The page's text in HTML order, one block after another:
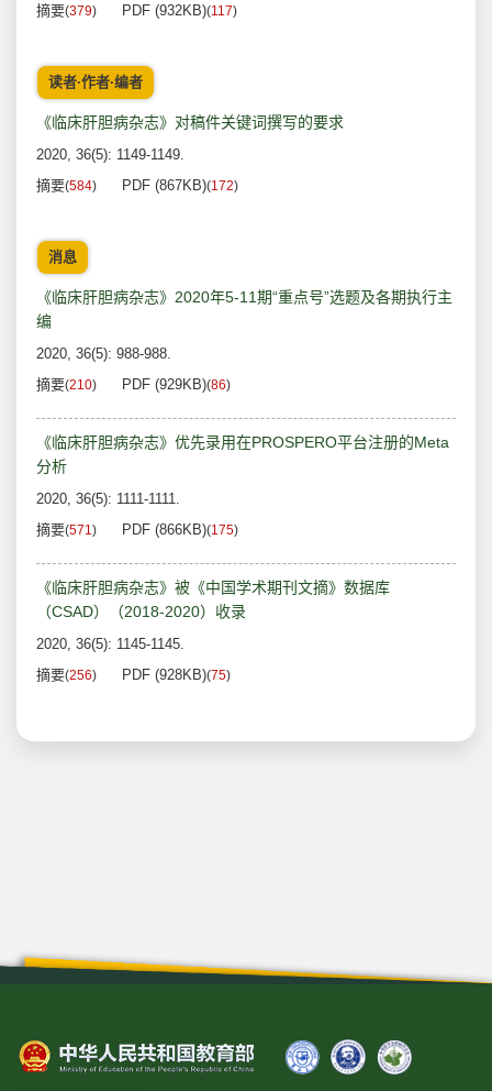
摘要(379) PDF (932KB)(117)
读者·作者·编者
《临床肝胆病杂志》对稿件关键词撰写的要求
2020, 36(5): 1149-1149.
摘要(584) PDF (867KB)(172)
消息
《临床肝胆病杂志》2020年5-11期“重点号”选题及各期执行主
编
2020, 36(5): 988-988.
摘要(210) PDF (929KB)(86)
《临床肝胆病杂志》优先录用在PROSPERO平台注册的Meta
分析
2020, 36(5): 1111-1111.
摘要(571) PDF (866KB)(175)
《临床肝胆病杂志》被《中国学术期刊文摘》数据库
（CSAD）（2018-2020）收录
2020, 36(5): 1145-1145.
摘要(256) PDF (928KB)(75)